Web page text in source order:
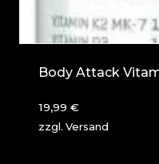
Body Attack
19,99 €
zzgl. Versand